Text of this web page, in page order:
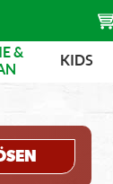
&
KIDS